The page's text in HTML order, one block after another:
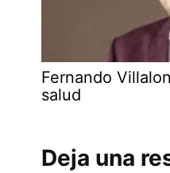
Fernando
salud
Deja una